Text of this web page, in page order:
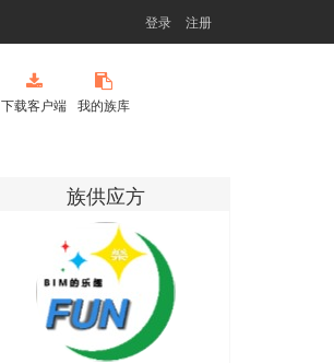
登录 注册
下载客户端 我的族库
族供应方